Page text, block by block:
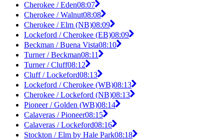
Cherokee / Eden08:07
Cherokee / Walnut08:08
Cherokee / Elm (NB)08:09
Lockeford / Cherokee (EB)08:09
Beckman / Buena Vista08:10
Turner / Beckman08:11
Turner / Cluff08:12
Cluff / Lockeford08:13
Lockeford / Cherokee (WB)08:13
Cherokee / Lockeford (NB)08:13
Pioneer / Golden (WB)08:14
Calaveras / Pioneer08:15
Calaveras / Lockeford08:16
Stockton / Elm by Hale Park08:18